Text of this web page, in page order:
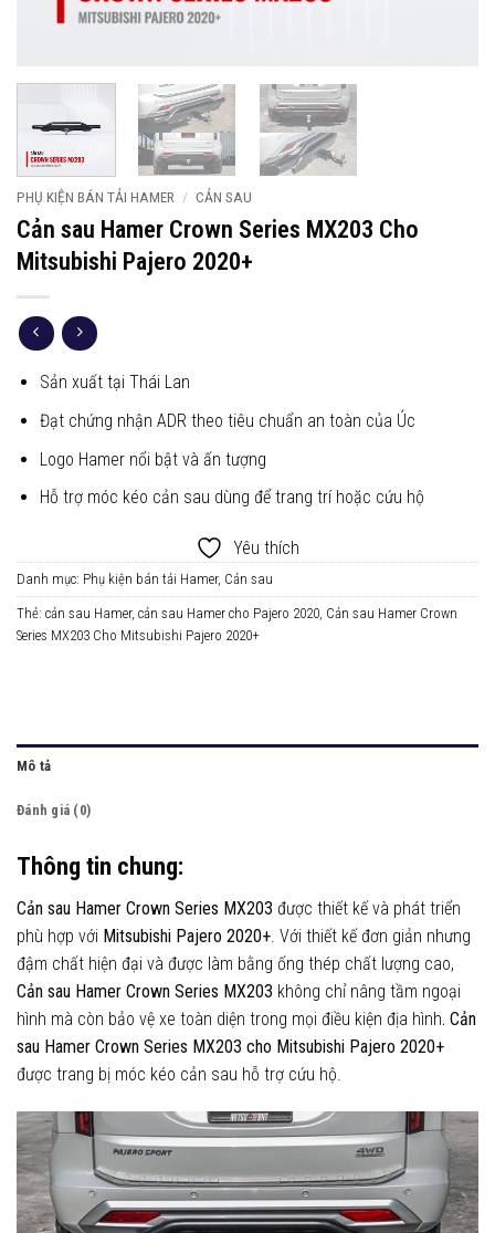
PHỤ KIỆN BÁN TẢI HAMER / CẢN SAU
Cản sau Hamer Crown Series MX203 Cho
Mitsubishi Pajero 2020+
Sản xuất tại Thái Lan
Đạt chứng nhận ADR theo tiêu chuẩn an toàn của Úc
Logo Hamer nổi bật và ấn tượng
Hỗ trợ móc kéo cản sau dùng để trang trí hoặc cứu hộ
Yêu thích
Danh mục: Phụ kiện bán tải Hamer, Cản sau
Thẻ: cản sau Hamer, cản sau Hamer cho Pajero 2020 Cản sau Hamer Crown
Series MX203 Cho Mitsubishi Pajero 2020+
Mô tả
Đánh giá (0)
Thông tin chung:
Cản sau Hamer Crown Series MX203 được thiết kế và phát triển
phù hợp với Mitsubishi Pajero 2020+. Với thiết kế đơn giản nhưng
đậm chất hiện đại và được làm bằng ống thép chất lượng cao,
Cản sau Hamer Crown Series MX203 không chỉ nâng tầm ngoại
hình mà còn bảo vệ xe toàn diện trong mọi điều kiện địa hình. Cản
sau Hamer Crown Series MX203 cho Mitsubishi Pajero 2020+
được trang bị móc kéo cản sau hỗ trợ cứu hộ.